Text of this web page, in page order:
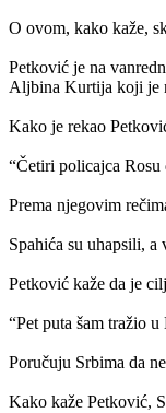
O ovom, kako kaže,
Petković je na
Aljbina Kurtija koji je
Kako je rekao
“Četiri policajca Rosu
Prema njegovim
Spahića su uhapsili,
Petković kaže da je
“Pet puta šam tražio
Poručuju Srbima da
Kako kaže Petković,